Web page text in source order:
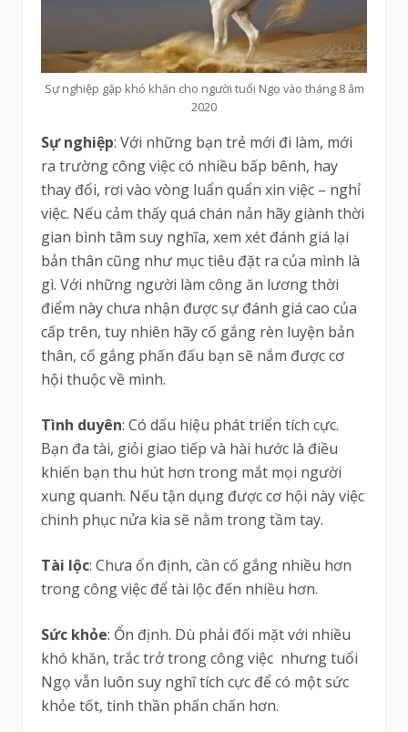
Sự nghiệp gặp khó khăn cho người tuổi Ngọ vào tháng 8 âm
2020
Sự nghiệp: Với những bạn trẻ mới đi làm, mới
ra trường công việc có nhiều bấp bênh, hay
thay đổi, rơi vào vòng luẩn quẩn xin việc – nghỉ
việc. Nếu cảm thấy quá chán nản hãy giành thời
gian bình tâm suy nghĩa, xem xét đánh giá lại
bản thân cũng như mục tiêu đặt ra của mình là
gì. Với những người làm công ăn lương thời
điểm này chưa nhận được sự đánh giá cao của
cấp trên, tuy nhiên hãy cố gắng rèn luyện bản
thân, cố gắng phấn đấu bạn sẽ nắm được cơ
hội thuộc về mình.
Tình duyên: Có dấu hiệu phát triển tích cực.
Bạn đa tài, giỏi giao tiếp và hài hước là điều
khiến bạn thu hút hơn trong mắt mọi người
xung quanh. Nếu tận dụng được cơ hội này việc
chinh phục nửa kia sẽ nằm trong tầm tay.
Tài lộc: Chưa ổn định, cần cố gắng nhiều hơn
trong công việc để tài lộc đến nhiều hơn.
Sức khỏe: Ổn định. Dù phải đối mặt với nhiều
khó khăn, trắc trở trong công việc nhưng tuổi
Ngọ vẫn luôn suy nghĩ tích cực để có một sức
khỏe tốt, tinh thần phấn chấn hơn.